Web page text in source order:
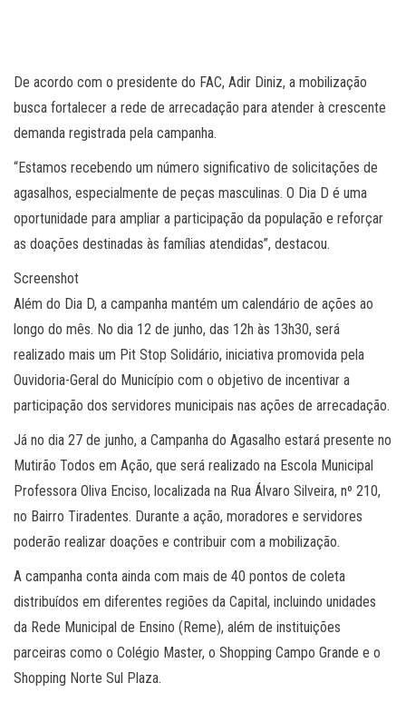
De acordo com o presidente do FAC, Adir Diniz, a mobilização
busca fortalecer a rede de arrecadação para atender à crescente
demanda registrada pela campanha.
“Estamos recebendo um número significativo de solicitações de
agasalhos, especialmente de peças masculinas. O Dia D é uma
oportunidade para ampliar a participação da população e reforçar
as doações destinadas às famílias atendidas”, destacou.
Screenshot
Além do Dia D, a campanha mantém um calendário de ações ao
longo do mês. No dia 12 de junho, das 12h às 13h30, será
realizado mais um Pit Stop Solidário, iniciativa promovida pela
Ouvidoria-Geral do Município com o objetivo de incentivar a
participação dos servidores municipais nas ações de arrecadação.
Já no dia 27 de junho, a Campanha do Agasalho estará presente no
Mutirão Todos em Ação, que será realizado na Escola Municipal
Professora Oliva Enciso, localizada na Rua Álvaro Silveira, nº 210,
no Bairro Tiradentes. Durante a ação, moradores e servidores
poderão realizar doações e contribuir com a mobilização.
A campanha conta ainda com mais de 40 pontos de coleta
distribuídos em diferentes regiões da Capital, incluindo unidades
da Rede Municipal de Ensino (Reme), além de instituições
parceiras como o Colégio Master, o Shopping Campo Grande e o
Shopping Norte Sul Plaza.